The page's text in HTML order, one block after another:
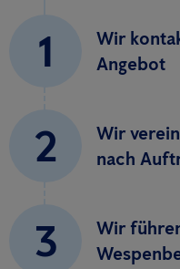
1
Wir
Angebot
2
Wir
nach
3
Wir